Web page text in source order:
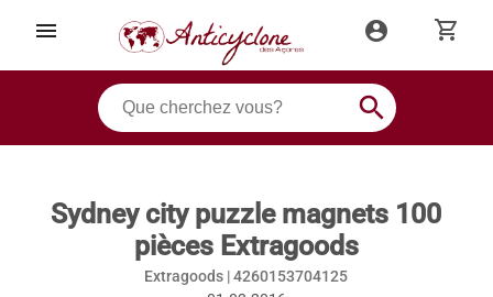
menu account_circle shopping_cart
search
Sydney city puzzle magnets 100
pièces Extragoods
Extragoods |4260153704125